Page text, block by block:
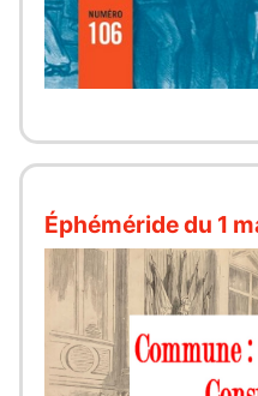
Éphéméride du 1